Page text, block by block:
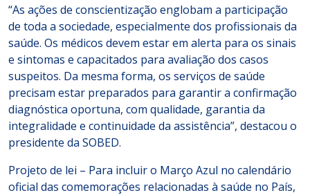
“As ações de conscientização englobam a participação
de toda a sociedade, especialmente dos profissionais da
saúde. Os médicos devem estar em alerta para os sinais
e sintomas e capacitados para avaliação dos casos
suspeitos. Da mesma forma, os serviços de saúde
precisam estar preparados para garantir a confirmação
diagnóstica oportuna, com qualidade, garantia da
integralidade e continuidade da assistência”, destacou o
presidente da SOBED.
Projeto de lei – Para incluir o Março Azul no calendário
oficial das comemorações relacionadas à saúde no País,